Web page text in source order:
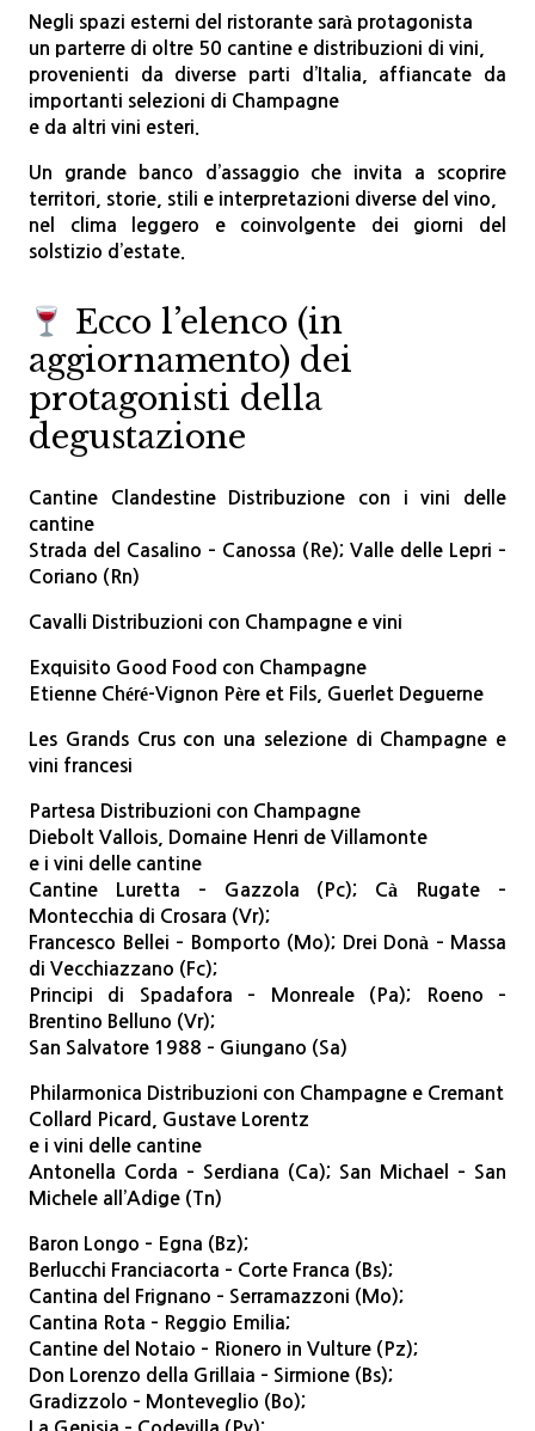
Negli spazi esterni del ristorante sarà protagonista
un parterre di oltre 50 cantine e distribuzioni di vini
provenienti da diverse parti d’Italia, affiancate da
importanti selezioni di Champagne
e da altri vini esteri
Un grande banco d’assaggio che invita a scoprire
territori, storie, stili e interpretazioni diverse del vino,
nel clima leggero e coinvolgente dei giorni del
solstizio d’estate.
Ecco l’elenco (in
aggiornamento) dei
protagonisti della
degustazione
Cantine Clandestine Distribuzione con i vini delle
cantine
Strada del Casalino – Canossa (Re); Valle delle Lepri –
Coriano (Rn)
Cavalli Distribuzioni con Champagne e vini
Exquisito Good Food con Champagne
Etienne Chéré-Vignon Père et Fils, Guerlet Deguerne
Les Grands Crus con una selezione di Champagne e
vini francesi
Partesa Distribuzioni con Champagne
Diebolt Vallois, Domaine Henri de Villamonte
e i vini delle cantine
Cantine Luretta – Gazzola (Pc); Cà Rugate –
Montecchia di Crosara (Vr);
Francesco Bellei – Bomporto (Mo); Drei Donà – Massa
di Vecchiazzano (Fc);
Principi di Spadafora – Monreale (Pa); Roeno –
Brentino Belluno (Vr);
San Salvatore 1988 – Giungano (Sa)
Philarmonica Distribuzioni con Champagne e Cremant
Collard Picard, Gustave Lorentz
e i vini delle cantine
Antonella Corda – Serdiana (Ca); San Michael – San
Michele all’Adige (Tn)
Baron Longo – Egna (Bz);
Berlucchi Franciacorta – Corte Franca (Bs);
Cantina del Frignano – Serramazzoni (Mo);
Cantina Rota – Reggio Emilia;
Cantine del Notaio – Rionero in Vulture (Pz);
Don Lorenzo della Grillaia – Sirmione (Bs);
Gradizzolo – Monteveglio (Bo);